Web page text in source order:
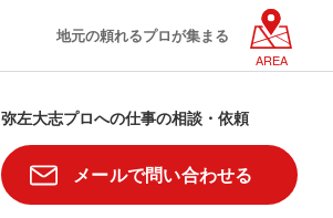
地元の頼れるプロが集まる
AREA
弥左大志プロへの仕事の相談・依頼
メールで問い合わせる